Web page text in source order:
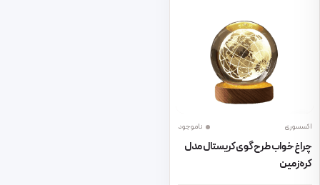
اکسسوری ناموجود
چراغ خواب طرح گوی کریستال مدل
کره زمین